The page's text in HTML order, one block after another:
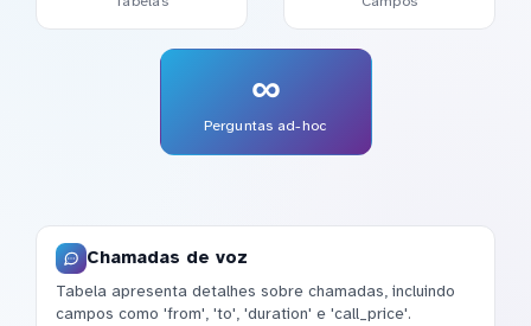
∞
Perguntas ad-hoc
Chamadas de voz
Tabela apresenta detalhes sobre chamadas, incluindo
campos como 'from', 'to', 'duration' e 'call_price'.